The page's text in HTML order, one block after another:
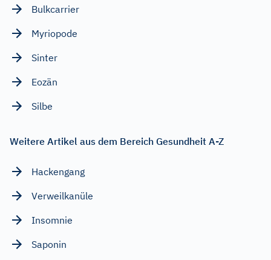
Bulkcarrier
Myriopode
Sinter
Eozän
Silbe
Weitere Artikel aus dem Bereich Gesundheit A-Z
Hackengang
Verweilkanüle
Insomnie
Saponin